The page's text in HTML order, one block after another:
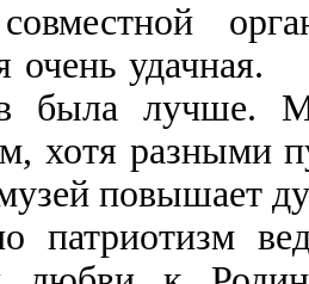
очень
была лучше.
хотя разными
повышает
патриотизм